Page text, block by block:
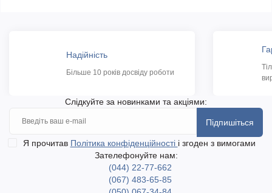
Надійність
Більше 10 років досвіду роботи
Слідкуйте за новинками та акціями:
Підпишіться
Я прочитав Політика конфіденційності і згоден з вимогами
Зателефонуйте нам:
(044) 22-77-662
(067) 483-65-85